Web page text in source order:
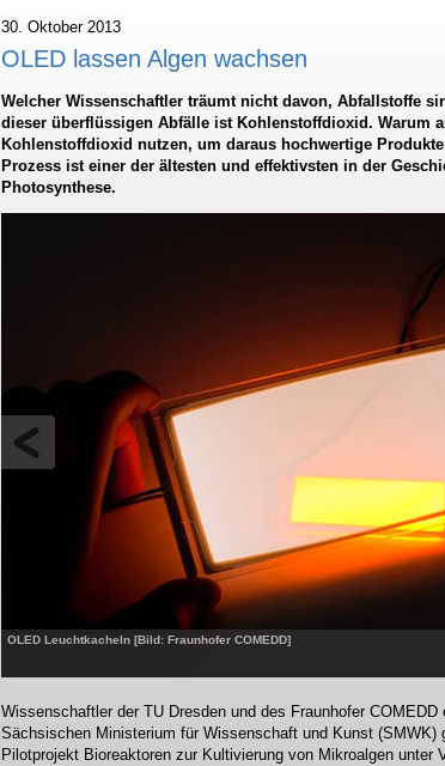
30. Oktober 2013
OLED lassen Algen wachsen
Welcher Wissenschaftler träumt nicht davon, Abfallstoffe
dieser überflüssigen Abfälle ist Kohlenstoffdioxid. Warum
Kohlenstoffdioxid nutzen, um daraus hochwertige
Prozess ist einer der ältesten und effektivsten in der
Photosynthese.
OLED Leuchtkacheln [Bild: Fraunhofer COMEDD]
Wissenschaftler der TU Dresden und des Fraunhofer
Sächsischen Ministerium für Wissenschaft und Kunst (SMWK)
Pilotprojekt Bioreaktoren zur Kultivierung von Mikroalgen unter